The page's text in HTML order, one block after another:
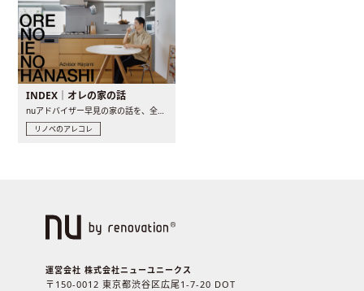
INDEX｜オレの家の話
リノベのアレコレ
運営会社 株式会社ニューユニークス
〒150-0012 東京都渋谷区広尾1-7-20 DOT